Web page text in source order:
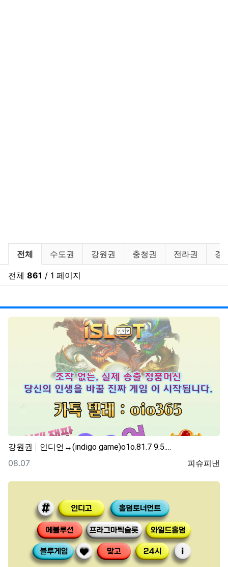
바다낚시,원투낚시,배낚시 포인트
전체 수도권 강원권 충청권 전라권 경
전체 861 / 1 페이지
강원권 인디언↔(indigo game)o1o.81.7 9.5.…
등록자
피슈피낸
등록일
08.07